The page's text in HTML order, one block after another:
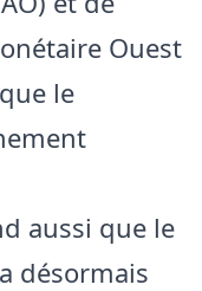
Ouest
le
aussi que le
désormais